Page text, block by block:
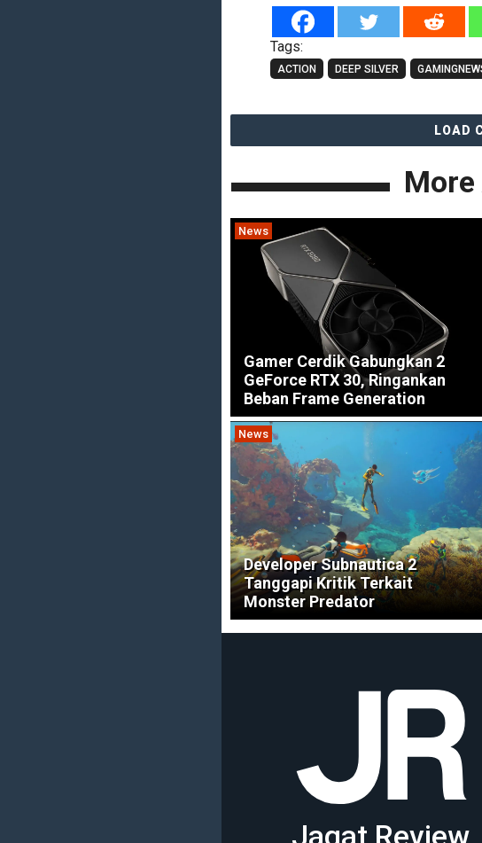
Tags:
ACTION DEEP SILVER
LOAD
News
Gamer Cerdik Gabungkan 2
GeForce RTX 30, Ringankan
Beban Frame Generation
News
Developer Subnautica 2
Tanggapi Kritik Terkait
Monster Predator